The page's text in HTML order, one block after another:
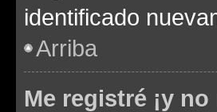
identificado
Arriba
Me registré ¡y